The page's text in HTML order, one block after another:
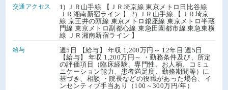
交通アクセス
1) ＪＲ山手線 【ＪＲ埼京線 東京メトロ日比谷線
ＪＲ湘南新宿ライン 】 2) ＪＲ山手線 【ＪＲ埼京
線 京王井の頭線 東京メトロ銀座線 東京メトロ半蔵
門線 東京メトロ副都心線 東急田園都市線 東急東横
線 ＪＲ湘南新宿ライン 】
給与
週5日 【給与】 年収 1,200万円～ 12年目 週5日
【給与】 年収 1,200万円～ ・勤務条件及び、所定
の評価項目（臨床経験、専門性、お人柄、コミュ
ニケーション能力、患者満足度、勤務期間等）に
基づき、相談 ・院長などの役職があった場合、イ
ンセンティブ手当あり（100～300万円/年）